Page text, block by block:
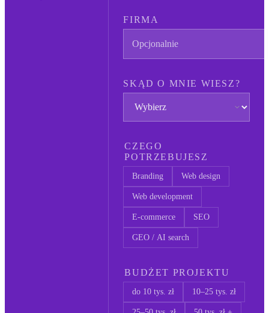
FIRMA
SKĄD O MNIE WIESZ?
CZEGO
POTRZEBUJESZ
Branding Web design
Web development
E-commerce SEO
GEO / AI search
BUDŻET PROJEKTU
do 10 tys. zł 10–25 tys. zł